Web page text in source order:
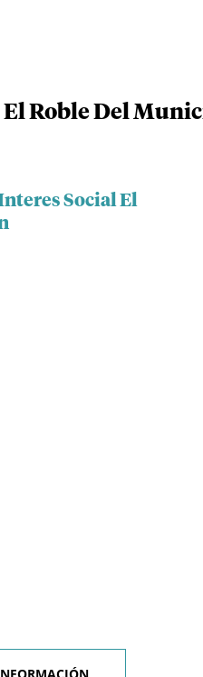
Roble Del
Social El